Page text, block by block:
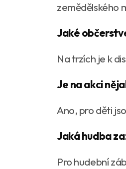
zemědělského
Jaké
Na trzích je k
Je na akci
Ano, pro děti
Jaká hudba
Pro hudební